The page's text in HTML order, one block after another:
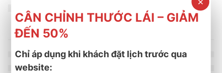
CÂN CHỈNH THƯỚC LÁI – GIẢM
ĐẾN 50%
Chỉ áp dụng khi khách đặt lịch trước qua
website: